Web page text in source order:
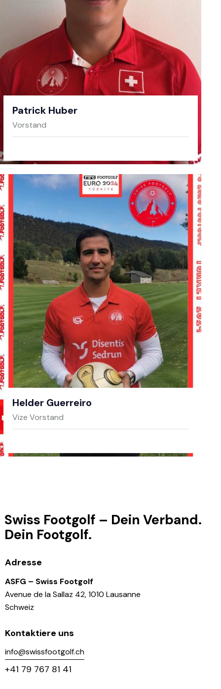
Patrick Huber
Vorstand
Helder Guerreiro
Vize Vorstand
Swiss Footgolf – Dein Verband.
Dein Footgolf.
Adresse
ASFG – Swiss Footgolf
Avenue de la Sallaz 42, 1010 Lausanne
Schweiz
Kontaktiere uns
info@swissfootgolf.ch
+41 79 767 81 41